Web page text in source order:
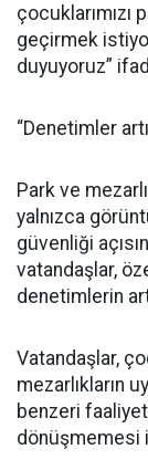
çocuklarımızı
geçirmek
duyuyoruz”
“Denetimler
Park ve
yalnızca
güvenliği
vatandaşlar,
denetimlerin
Vatandaşlar,
mezarlıkların
benzeri
dönüşmemesi